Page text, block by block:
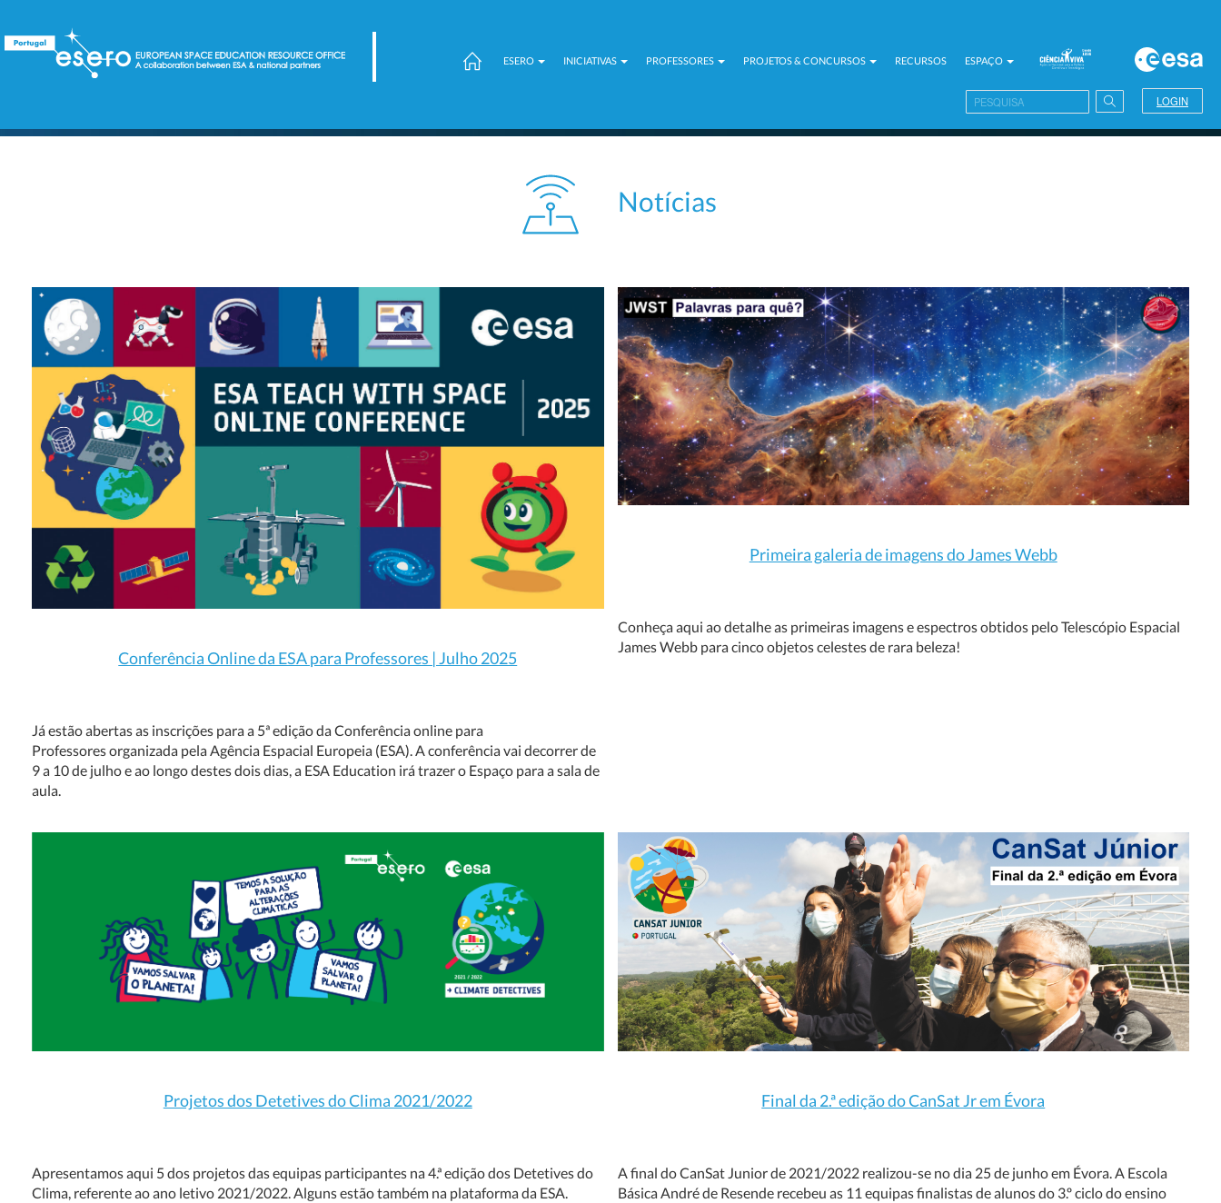
ESERO INICIATIVAS PROFESSORES PROJETOS & CONCURSOS RECURSOS ESPAÇO
LOGIN
Notícias
Conferência Online da ESA para Professores | Julho 2025
Já estão abertas as inscrições para a 5ª edição da Conferência online para
Professores organizada pela Agência Espacial Europeia (ESA). A conferência vai decorrer de
9 a 10 de julho e ao longo destes dois dias, a ESA Education irá trazer o Espaço para a sala de
aula.
Primeira galeria de imagens do James Webb
Conheça aqui ao detalhe as primeiras imagens e espectros obtidos pelo Telescópio Espacial
James Webb para cinco objetos celestes de rara beleza!
Projetos dos Detetives do Clima 2021/2022
Apresentamos aqui 5 dos projetos das equipas participantes na 4.ª edição dos Detetives do
Clima, referente ao ano letivo 2021/2022. Alguns estão também na plataforma da ESA.
Final da 2.ª edição do CanSat Jr em Évora
A final do CanSat Junior de 2021/2022 realizou-se no dia 25 de junho em Évora. A Escola
Básica André de Resende recebeu as 11 equipas finalistas de alunos do 3.º ciclo do ensino